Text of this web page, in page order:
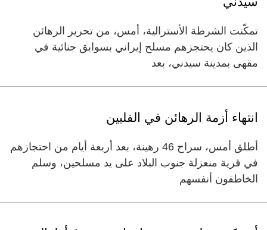
تمكّنت الشرطة الأسترالية، أمس، من تحرير الرهائن
الذين كان يحتجزهم مسلح إيراني بسوابق جنائية في
مقهى بمدينة سيدني، بعد
انتهاء أزمة الرهائن في الفلبين
أطلق أمس، سراح 46 رهينة، بعد أربعة أيام من احتجازهم
في قرية منعزلة جنوب البلاد على يد مسلحين، وسلم
الخاطفون أنفسهم